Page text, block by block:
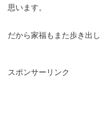
思います。
だから家福もまた歩き出
スポンサーリンク